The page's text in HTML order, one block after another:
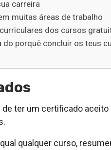
carreira
muitas áreas de trabalho
dos cursos
do porquê concluir os teus
ter um certificado aceito
qualquer curso,